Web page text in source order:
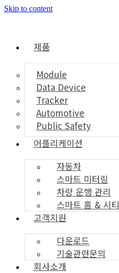
Skip to content
제품
Module
Data Device
Tracker
Automotive
Public Safety
어플리케이션
자동차
스마트 미터링
차량 운행 관리
스마트 홈 & 시티
고객지원
다운로드
기술관련문의
회사소개